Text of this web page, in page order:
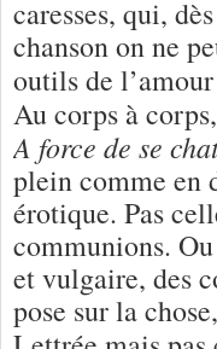
caresses, qui,
chanson on ne
outils de
Au corps à
A force de se
plein comme en
érotique. Pas
communions.
et vulgaire, des
pose sur la